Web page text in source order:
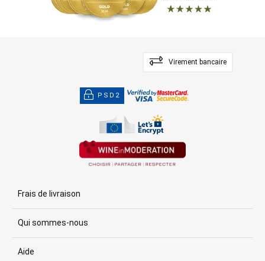
Virement bancaire
PSD2
Frais de livraison
Qui sommes-nous
Aide